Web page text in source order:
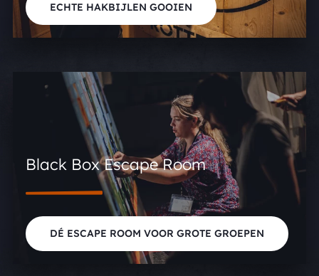
ECHTE HAKBIJLEN GOOIEN
Black Box Escape Room
DÉ ESCAPE ROOM VOOR GROTE GROEPEN